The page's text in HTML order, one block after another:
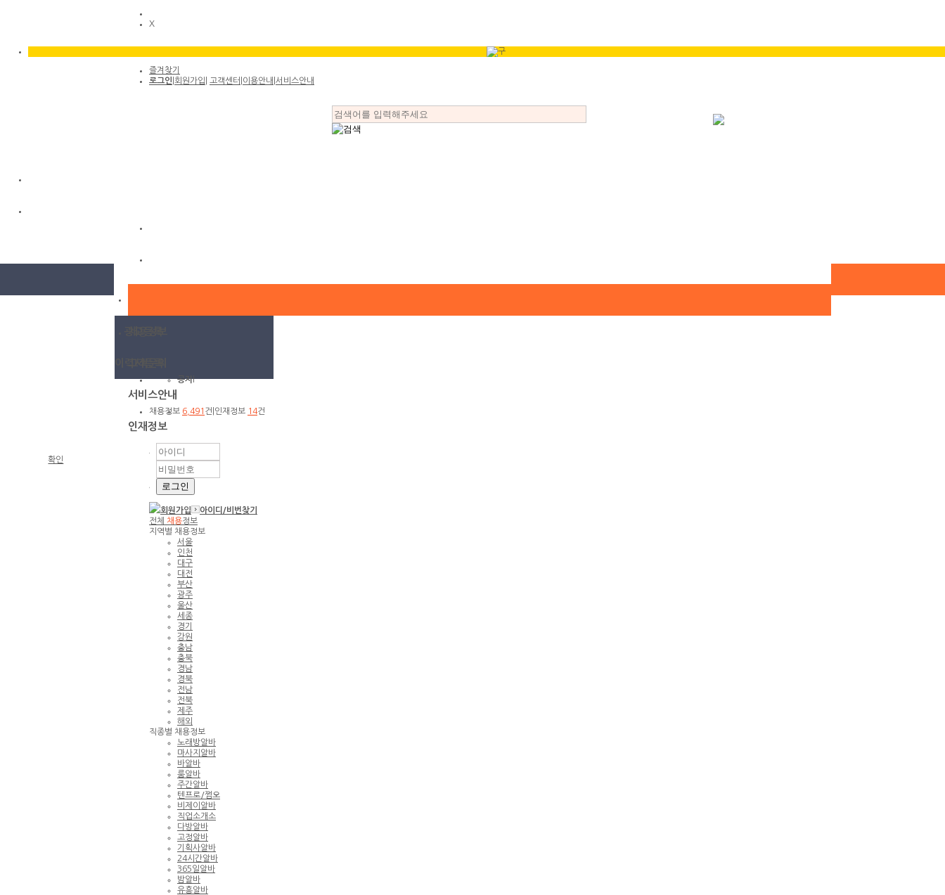
X
즐겨찾기
로그인 회원가입 고객센터 이용안내 서비스안내
서비스안내
인재정보
공지l
채용정보 6,491 건 인재정보 14건
확인
회원가입 아이디/비번찾기
전체 채용정보
지역별 채용정보
서울
인천
대구
대전
부산
광주
울산
세종
경기
강원
충남
충북
경남
경북
전남
전북
제주
해외
직종별 채용정보
노래방알바
마사지알바
바알바
룸알바
주간알바
텐프로/쩜오
비제이알바
직업소개소
다방알바
고정알바
기획사알바
24시간알바
365일알바
밤알바
유흥알바